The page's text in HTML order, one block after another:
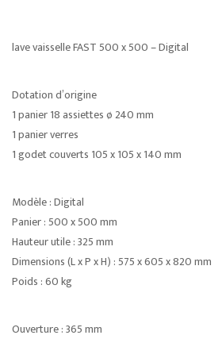
lave vaisselle FAST 500 x 500 – Digital
Dotation d’origine
1 panier 18 assiettes ø 240 mm
1 panier verres
1 godet couverts 105 x 105 x 140 mm
Modèle : Digital
Panier : 500 x 500 mm
Hauteur utile : 325 mm
Dimensions (L x P x H) : 575 x 605 x 820 mm
Poids : 60 kg
Ouverture : 365 mm